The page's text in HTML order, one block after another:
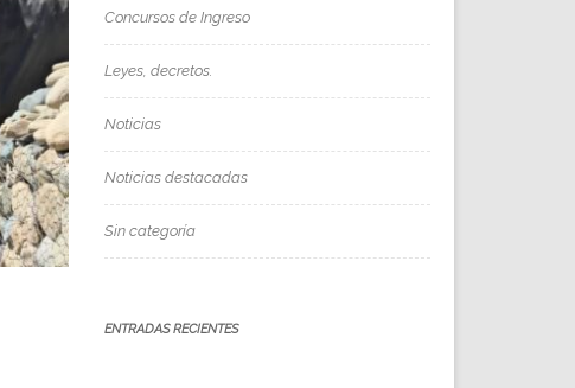
Concursos de Ingreso
Leyes, decretos.
Noticias
Noticias destacadas
Sin categoría
ENTRADAS RECIENTES